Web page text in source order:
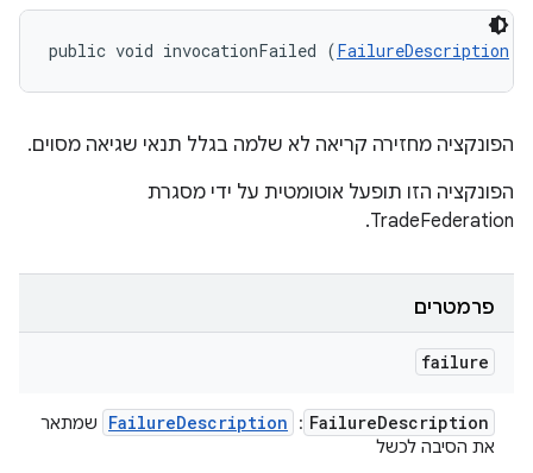
public void invocationFailed (FailureDescription
הפונקציה מחזירה קריאה לא שלמה בגלל תנאי שגיאה מסוים.
הפונקציה הזו תופעל אוטומטית על ידי מסגרת
TradeFederation.
פרמטרים
failure
FailureDescription
:
FailureDescription
שמתאר
את הסיבה לכשל